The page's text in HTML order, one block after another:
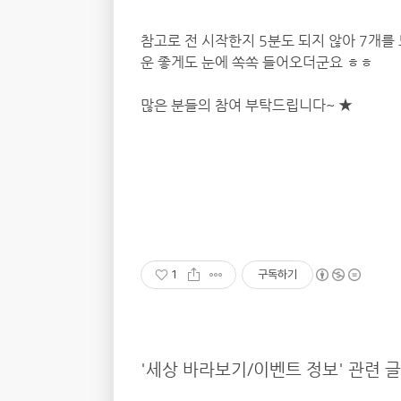
참고로 전 시작한지 5분도 되지 않아 7개
운 좋게도 눈에 쏙쏙 들어오더군요 ㅎㅎ
많은 분들의 참여 부탁드립니다~ ★
1 구독하기
'세상 바라보기/이벤트 정보' 관련 글